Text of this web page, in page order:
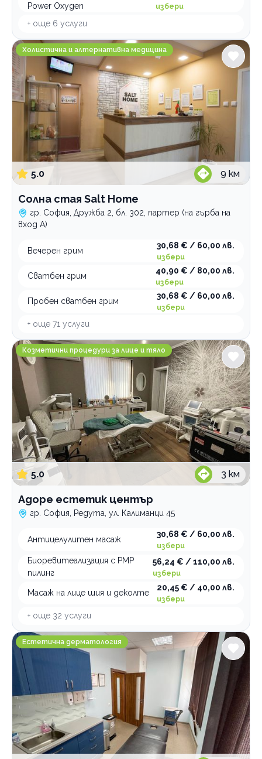
Power Oxygen
избери
+ още 6 услуги
Солна стая Salt Home
Холистична и алтернативна медицина
5.0 9 км
Солна стая Salt Home
гр. София, Дружба 2, бл. 302, партер (на гърба на
вход А)
Вечерен грим
30,68 € / 60,00 лв.
избери
Сватбен грим
40,90 € / 80,00 лв.
избери
Пробен сватбен грим
30,68 € / 60,00 лв.
избери
+ още 71 услуги
Адоре естетик център
Козметични процедури за лице и тяло
5.0 3 км
Адоре естетик център
гр. София, Редута, ул. Калиманци 45
Aнтицелулитен масаж
30,68 € / 60,00 лв.
избери
Биоревитеализация с PMP
пилинг
56,24 € / 110,00 лв.
избери
Масаж на лице шия и деколте
20,45 € / 40,00 лв.
избери
+ още 32 услуги
Амбулатория по дерматология Дерма Консулт
Естетична дерматология